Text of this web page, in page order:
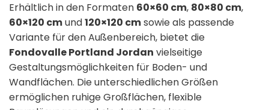
Erhältlich in den Formaten 60×60 cm, 80×80 cm,
60×120 cmund120×120 cmsowie als passende
Variante für den Außenbereich, bietet die
Fondovalle Portland Jordan vielseitige
Gestaltungsmöglichkeiten für Boden- und
Wandflächen. Die unterschiedlichen Größen
ermöglichen ruhige Großflächen, flexible